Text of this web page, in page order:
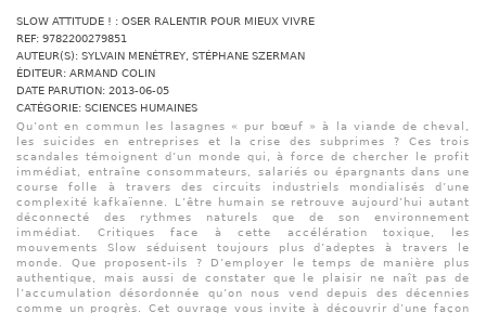
SLOW ATTITUDE ! : OSER RALENTIR POUR MIEUX VIVRE
REF: 9782200279851
AUTEUR(S): SYLVAIN MENÉTREY, STÉPHANE SZERMAN
ÉDITEUR: ARMAND COLIN
DATE PARUTION: 2013-06-05
CATÉGORIE: SCIENCES HUMAINES
Qu’ont en commun les lasagnes « pur bœuf » à la viande de cheval,
les suicides en entreprises et la crise des subprimes ? Ces trois
scandales témoignent d’un monde qui, à force de chercher le profit
immédiat, entraîne consommateurs, salariés ou épargnants dans une
course folle à travers des circuits industriels mondialisés d’une
complexité kafkaïenne. L’être humain se retrouve aujourd’hui autant
déconnecté des rythmes naturels que de son environnement
immédiat. Critiques face à cette accélération toxique, les
mouvements Slow séduisent toujours plus d’adeptes à travers le
monde. Que proposent-ils ? D’employer le temps de manière plus
authentique, mais aussi de constater que le plaisir ne naît pas de
l’accumulation désordonnée qu’on nous vend depuis des décennies
comme un progrès. Cet ouvrage vous invite à découvrir d’une façon